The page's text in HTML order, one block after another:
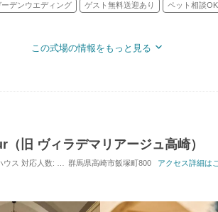
ーデンウエディング ゲスト無料送迎あり ペット相談OK
この式場の情報をもっと見る
旧 ヴィラデマリアージュ高崎）
ウス 対応人数: 着席：30名 ～ 120名 挙式スタイル: 教会式(キ
群馬県高崎市飯塚町800 アクセス詳細は